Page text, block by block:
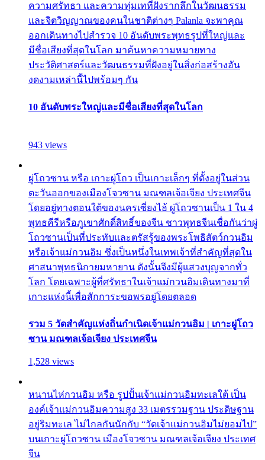
ความศรัทธา และความทุ่มเทที่ฝังรากลึกในวัฒนธรรม
และจิตวิญญาณของคนในชาติต่างๆ Palanla จะพาคุณ
ออกเดินทางไปสำรวจ 10 อันดับพระพุทธรูปที่ใหญ่และ
มีชื่อเสียงที่สุดในโลก มาค้นหาความหมายทาง
ประวัติศาสตร์และวัฒนธรรมที่ฝังอยู่ในสิ่งก่อสร้างอัน
งดงามเหล่านี้ไปพร้อมๆ กัน
10 อันดับพระใหญ่และมีชื่อเสียงที่สุดในโลก
943 views
ผู่โถวซาน หรือ เกาะผู่โถว เป็นเกาะเล็กๆ ที่ตั้งอยู่ในส่วน
ตะวันออกของเมืองโจวซาน มณฑลเจ้อเจียง ประเทศจีน
โดยอยู่ทางตอนใต้ของนครเซี่ยงไฮ้ ผู่โถวซานเป็น 1 ใน 4
พุทธคีรีหรือภูเขาศักดิ์สิทธิ์ของจีน ชาวพุทธจีนเชื่อกันว่าผู่
โถวซานเป็นที่ประทับและตรัสรู้ของพระโพธิสัตว์กวนอิม
หรือเจ้าแม่กวนอิม ซึ่งเป็นหนึ่งในเทพเจ้าที่สำคัญที่สุดใน
ศาสนาพุทธนิกายมหายาน ดังนั้นจึงมีผู้แสวงบุญจากทั่ว
โลก โดยเฉพาะผู้ที่ศรัทธาในเจ้าแม่กวนอิมเดินทางมาที่
เกาะแห่งนี้เพื่อสักการะขอพรอยู่โดยตลอด
รวม 5 วัดสำคัญแห่งถิ่นกำเนิดเจ้าแม่กวนอิม | เกาะผู่โถว
ซาน มณฑลเจ้อเจียง ประเทศจีน
1,528 views
หนานไห่กวนอิม หรือ รูปปั้นเจ้าแม่กวนอิมทะเลใต้ เป็น
องค์เจ้าแม่กวนอิมความสูง 33 เมตรรวมฐาน ประดิษฐาน
อยู่ริมทะเล ไม่ไกลกันนักกับ “วัดเจ้าแม่กวนอิมไม่ยอมไป”
บนเกาะผู่โถวซาน เมืองโจวซาน มณฑลเจ้อเจียง ประเทศ
จีน